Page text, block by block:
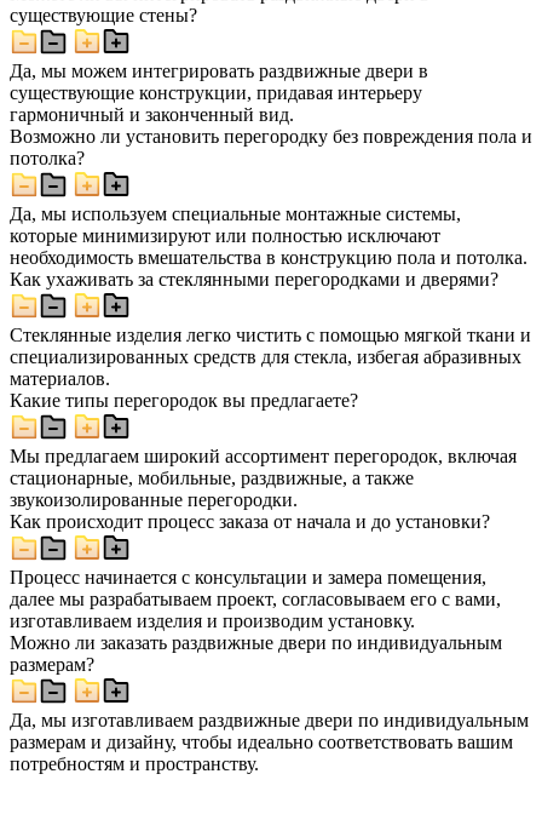
существующие стены?
Да, мы можем интегрировать раздвижные двери в
существующие конструкции, придавая интерьеру
гармоничный и законченный вид.
Возможно ли установить перегородку без повреждения пола и
потолка?
Да, мы используем специальные монтажные системы,
которые минимизируют или полностью исключают
необходимость вмешательства в конструкцию пола и потолка.
Как ухаживать за стеклянными перегородками и дверями?
Стеклянные изделия легко чистить с помощью мягкой ткани и
специализированных средств для стекла, избегая абразивных
материалов.
Какие типы перегородок вы предлагаете?
Мы предлагаем широкий ассортимент перегородок, включая
стационарные, мобильные, раздвижные, а также
звукоизолированные перегородки.
Как происходит процесс заказа от начала и до установки?
Процесс начинается с консультации и замера помещения,
далее мы разрабатываем проект, согласовываем его с вами,
изготавливаем изделия и производим установку.
Можно ли заказать раздвижные двери по индивидуальным
размерам?
Да, мы изготавливаем раздвижные двери по индивидуальным
размерам и дизайну, чтобы идеально соответствовать вашим
потребностям и пространству.